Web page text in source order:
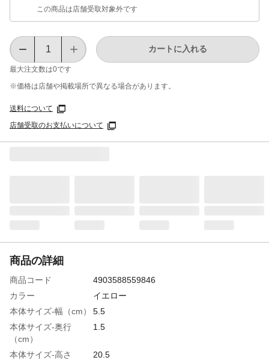
この商品は店舗受取対象外です
最大注文数は0です
カートに入れる
※価格は​店舗や​掲載場所で​異なる​場合が​あります。
送料について
店舗受取のお支払いについて
商品の詳細
商品コード
4903588559846
カラー
イエロー
本体サイズ-幅（cm）
5.5
本体サイズ-奥行
（cm）
1.5
本体サイズ-高さ
20.5